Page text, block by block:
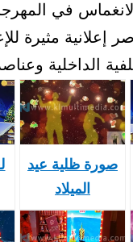
في
إعلانية مثيرة
الداخلية
صورة ظلية عيد
الميلاد